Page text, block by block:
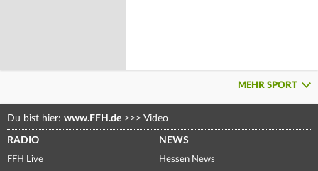
MEHR SPORT
Du bist hier: www.FFH.de >>> Video
RADIO
FFH Live
NEWS
Hessen News